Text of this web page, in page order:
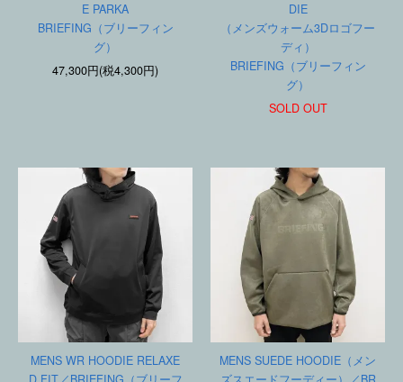
E PARKA
BRIEFING（ブリーフィン
グ）
47,300円(税4,300円)
DIE
（メンズウォーム3Dロゴフー
ディ）
BRIEFING（ブリーフィン
グ）
SOLD OUT
MENS WR HOODIE RELAXE
MENS SUEDE HOODIE（メン